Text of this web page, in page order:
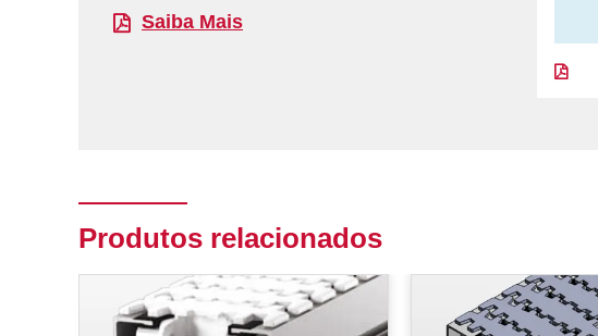
Saiba Mais
Produtos relacionados